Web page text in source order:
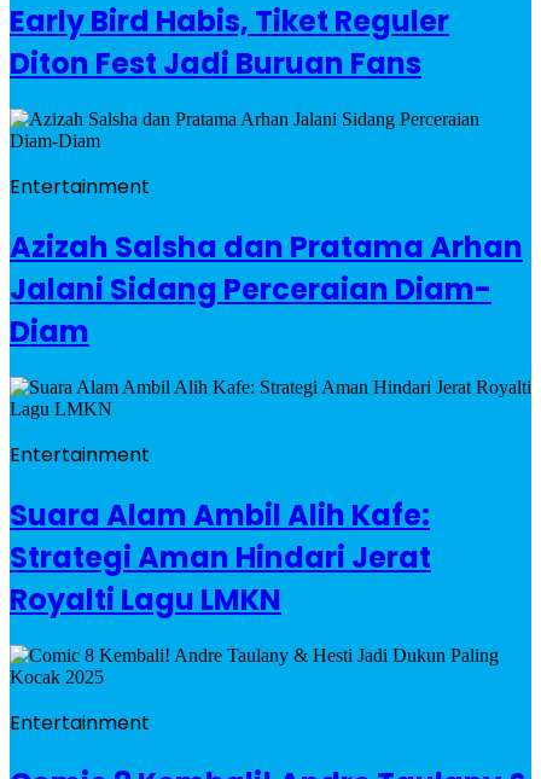
Early Bird Habis, Tiket Reguler
Diton Fest Jadi Buruan Fans
Entertainment
Azizah Salsha dan Pratama Arhan
Jalani Sidang Perceraian Diam-
Diam
Entertainment
Suara Alam Ambil Alih Kafe:
Strategi Aman Hindari Jerat
Royalti Lagu LMKN
Entertainment